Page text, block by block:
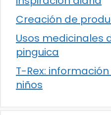
Creación de
Usos medicinales
pinguica
T-Rex:
niños